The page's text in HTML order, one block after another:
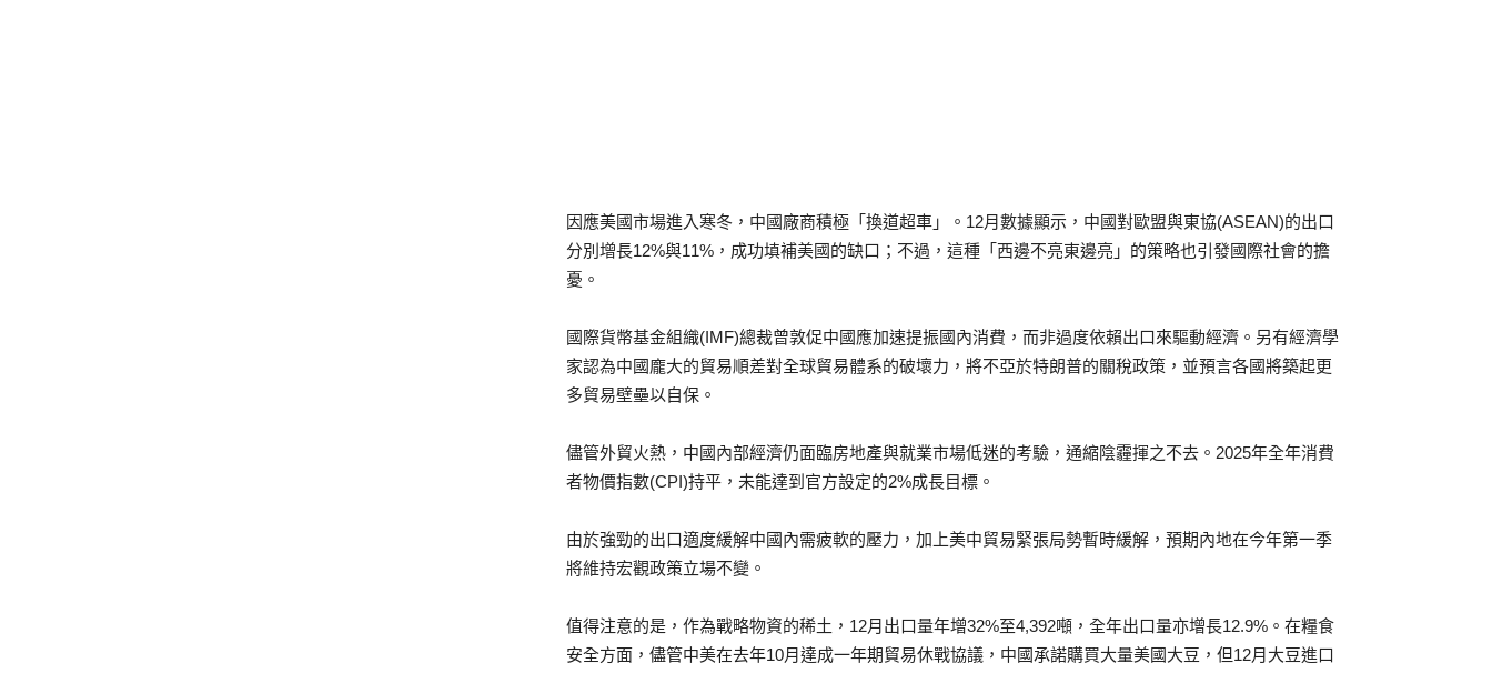
因應美國市場進入寒冬，中國廠商積極「換道超車」。12月數據顯示，中國對歐盟與東協(ASEAN)的出口
分別增長12%與11%，成功填補美國的缺口；不過，這種「西邊不亮東邊亮」的策略也引發國際社會的擔
憂。
國際貨幣基金組織(IMF)總裁曾敦促中國應加速提振國內消費，而非過度依賴出口來驅動經濟。另有經濟學
家認為中國龐大的貿易順差對全球貿易體系的破壞力，將不亞於特朗普的關稅政策，並預言各國將築起更
多貿易壁壘以自保。
儘管外貿火熱，中國內部經濟仍面臨房地產與就業市場低迷的考驗，通縮陰霾揮之不去。2025年全年消費
者物價指數(CPI)持平，未能達到官方設定的2%成長目標。
由於強勁的出口適度緩解中國內需疲軟的壓力，加上美中貿易緊張局勢暫時緩解，預期內地在今年第一季
將維持宏觀政策立場不變。
值得注意的是，作為戰略物資的稀土，12月出口量年增32%至4,392噸，全年出口量亦增長12.9%。在糧食
安全方面，儘管中美在去年10月達成一年期貿易休戰協議，中國承諾購買大量美國大豆，但12月大豆進口